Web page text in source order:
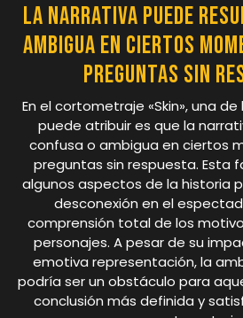
La narrativa puede
ambigua en ciertos
preguntas sin
En el cortometraje «Skin», una
puede atribuir es que la
confusa o ambigua en ciertos
preguntas sin respuesta. Esta
algunos aspectos de la historia
desconexión en el
comprensión total de los
personajes. A pesar de su
emotiva representación, la
podría ser un obstáculo para
conclusión más definida y